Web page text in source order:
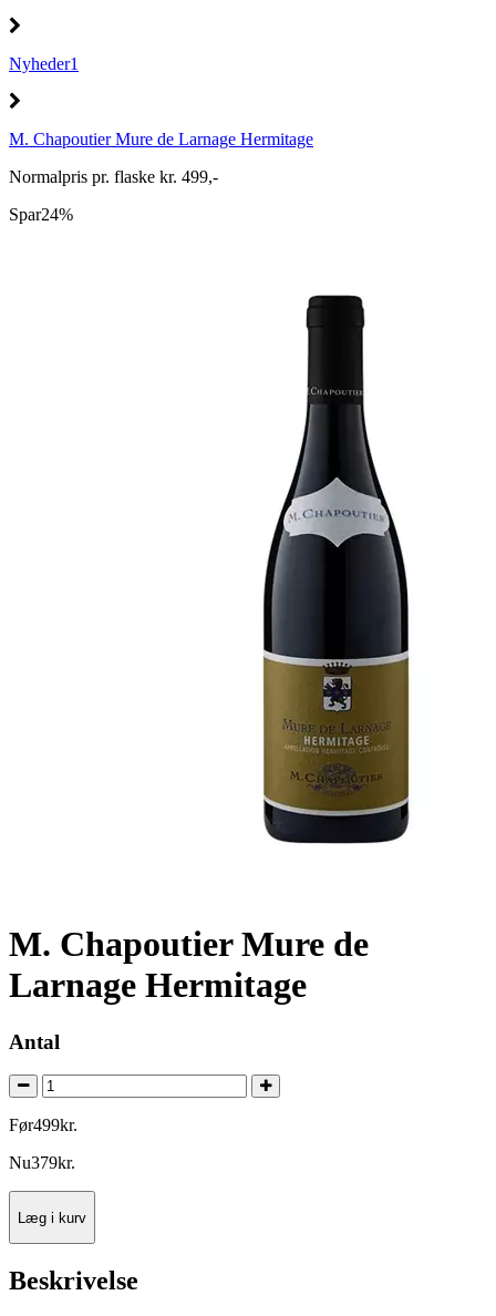
Nyheder1
M. Chapoutier Mure de Larnage Hermitage
Normalpris pr. flaske kr. 499,-
Spar24%
M. Chapoutier Mure de
Larnage Hermitage
Antal
Før499kr.
Nu379kr.
Læg i kurv
Beskrivelse